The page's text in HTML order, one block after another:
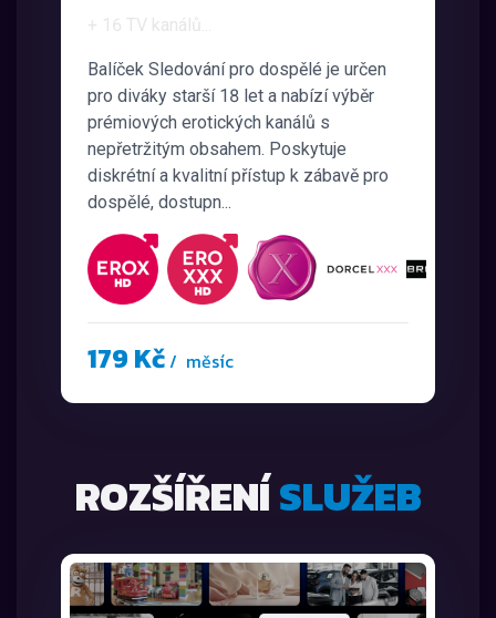
+ 16 TV kanálů
Balíček Sledování pro dospělé je určen
pro diváky starší 18 let a nabízí výběr
prémiových erotických kanálů s
nepřetržitým obsahem. Poskytuje
diskrétní a kvalitní přístup k zábavě pro
dospělé, dostupn...
179 Kč/ měsíc
ROZŠÍŘENÍSLUŽEB